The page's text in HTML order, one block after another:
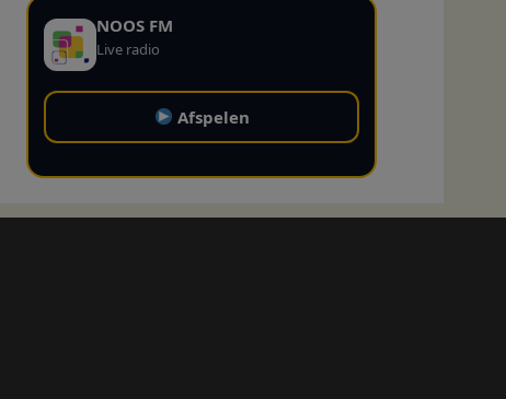
NOOS FM
Live radio
Afspelen